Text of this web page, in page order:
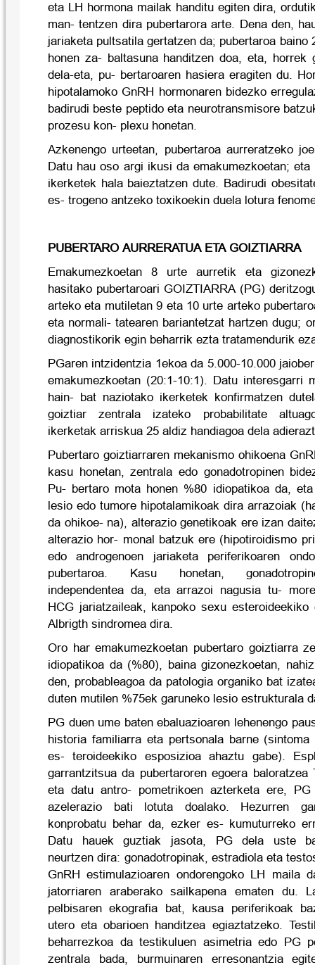
eta LH hormona mailak handitu egiten dira,
man- tentzen dira pubertarora arte. Dena den,
jariaketa pultsatila gertatzen da; pubertaroa baino
honen za- baltasuna handitzen doa, eta, horrek
dela-eta, pu- bertaroaren hasiera eragiten du.
hipotalamoko GnRH hormonaren bidezko
badirudi beste peptido eta neurotransmisore
prozesu kon- plexu honetan.
Azkenengo urteetan, pubertaroa aurreratzeko
Datu hau oso argi ikusi da emakumezkoetan;
ikerketek hala baieztatzen dute. Badirudi
es- trogeno antzeko toxikoekin duela lotura
PUBERTARO AURRERATUA ETA GOIZTIARRA
Emakumezkoetan 8 urte aurretik eta
hasitako pubertaroari GOIZTIARRA (PG)
arteko eta mutiletan 9 eta 10 urte arteko
eta normali- tatearen bariantetzat hartzen dugu;
diagnostikorik egin beharrik ezta tratamendurik
PGaren intzidentzia 1ekoa da 5.000-10.000
emakumezkoetan (20:1-10:1). Datu interesgarri
hain- bat naziotako ikerketek konfirmatzen
goiztiar zentrala izateko probabilitate
ikerketak arriskua 25 aldiz handiagoa dela
Pubertaro goiztiarraren mekanismo ohikoena
kasu honetan, zentrala edo gonadotropinen
Pu- bertaro mota honen %80 idiopatikoa da,
lesio edo tumore hipotalamikoak dira arrazoiak
da ohikoe- na), alterazio genetikoak ere izan
alterazio hor- monal batzuk ere (hipotiroidismo
edo androgenoen jariaketa periferikoaren
pubertaroa. Kasu honetan,
independentea da, eta arrazoi nagusia tu-
HCG jariatzaileak, kanpoko sexu esteroideekiko
Albrigth sindromea dira.
Oro har emakumezkoetan pubertaro goiztiarra
idiopatikoa da (%80), baina gizonezkoetan,
den, probableagoa da patologia organiko bat
duten mutilen %75ek garuneko lesio estrukturala
PG duen ume baten ebaluazioaren lehenengo
historia familiarra eta pertsonala barne
es- teroideekiko esposizioa ahaztu gabe).
garrantzitsua da pubertaroren egoera baloratzea
eta datu antro- pometrikoen azterketa ere, PG
azelerazio bati lotuta doalako. Hezurren
konprobatu behar da, ezker es- kumuturreko
Datu hauek guztiak jasota, PG dela uste
neurtzen dira: gonadotropinak, estradiola eta
GnRH estimulazioaren ondorengoko LH maila
jatorriaren araberako sailkapena ematen du.
pelbisaren ekografia bat, kausa periferikoak
utero eta obarioen handitzea egiaztatzeko.
beharrezkoa da testikuluen asimetria edo PG
zentrala bada, burmuinaren erresonantzia